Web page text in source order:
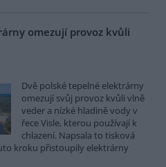
omezují provoz kvůli
Dvě polské tepelné elektrárny
omezují svůj provoz kvůli vlně
veder a nízké hladině vody v
řece Visle, kterou používají k
chlazení. Napsala to tisková
kroku přistoupily elektrárny